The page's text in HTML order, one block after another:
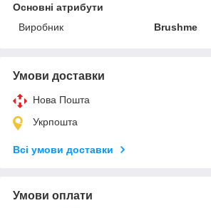
Основні атрибути
Виробник
Brushme
Умови доставки
Нова Пошта
Укрпошта
Всі умови доставки
Умови оплати